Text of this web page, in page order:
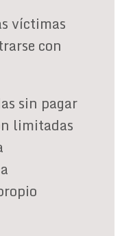
víctimas
con
sin pagar
limitadas